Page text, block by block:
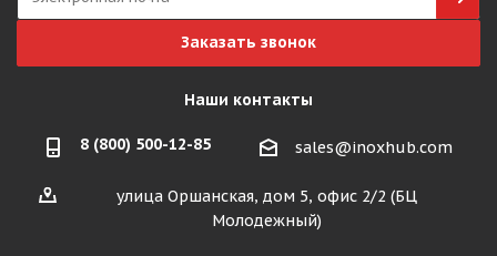
Заказать звонок
Наши контакты
8 (800) 500-12-85 sales@inoxhub.com
улица Оршанская, дом 5, офис 2/2 (БЦ
Молодежный)